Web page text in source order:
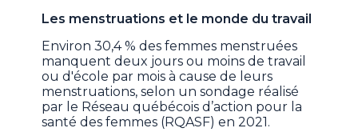
Les menstruations et le monde du travail
Environ 30,4 % des femmes menstruées
manquent deux jours ou moins de travail
ou d'école par mois à cause de leurs
menstruations, selon un sondage réalisé
par le Réseau québécois d’action pour la
santé des femmes (RQASF) en 2021.